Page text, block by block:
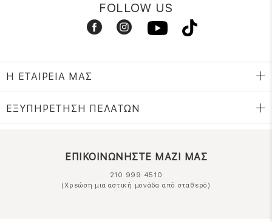
FOLLOW US
Η ΕΤΑΙΡΕΙΑ ΜΑΣ
ΕΞΥΠΗΡΕΤΗΣΗ ΠΕΛΑΤΩΝ
ΕΠΙΚΟΙΝΩΝΗΣΤΕ ΜΑΖΙ ΜΑΣ
210 999 4510
(Χρεώση μια αστική μονάδα από σταθερό)